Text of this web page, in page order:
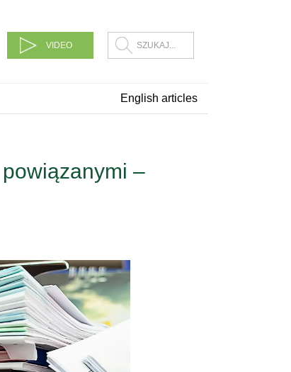
VIDEO
English articles
–